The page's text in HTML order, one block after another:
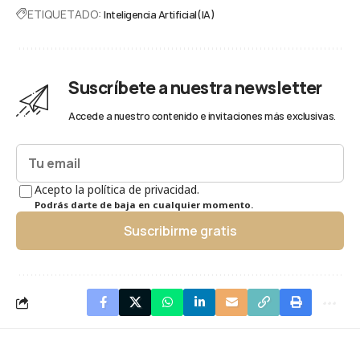
ETIQUETADO: Inteligencia Artificial (IA)
Suscríbete a nuestra newsletter
Accede a nuestro contenido e invitaciones más exclusivas.
Acepto la política de privacidad.
Podrás darte de baja en cualquier momento.
Suscribirme gratis